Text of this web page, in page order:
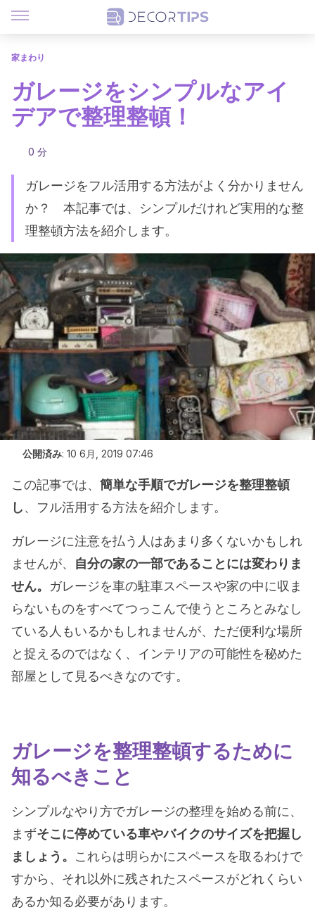
家まわり
ガレージをシンプルなアイ
デアで整理整頓！
0 分
ガレージをフル活用する方法がよく分かりません
か？ 本記事では、シンプルだけれど実用的な整
理整頓方法を紹介します。
公開済み: 10 6月, 2019 07:46
この記事では、 簡単な手順でガレージを整理整頓
し、フル活用する方法を紹介します。
ガレージに注意を払う人はあまり多くないかもしれ
ませんが、 自分の家の一部であることには変わりま
せん。 ガレージを車の駐車スペースや家の中に収ま
らないものをすべてつっこんで使うところとみなし
ている人もいるかもしれませんが、ただ便利な場所
と捉えるのではなく、インテリアの可能性を秘めた
部屋として見るべきなのです。
ガレージを整理整頓するために
知るべきこと
シンプルなやり方でガレージの整理を始める前に、
まずそこに停めている車やバイクのサイズを把握し
ましょう。 これらは明らかにスペースを取るわけで
すから、それ以外に残されたスペースがどれくらい
あるか知る必要があります。